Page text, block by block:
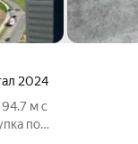
2024
м с
по